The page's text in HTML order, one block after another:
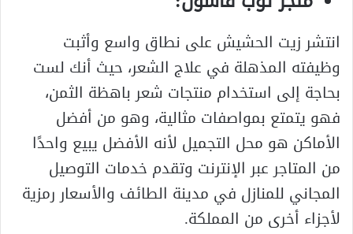
انتشر زيت الحشيش على نطاق واسع وأثبت
وظيفته المذهلة في علاج الشعر، حيث أنك لست
بحاجة إلى استخدام منتجات شعر باهظة الثمن،
فهو يتمتع بمواصفات مثالية، وهو من أفضل
الأماكن هو محل التجميل لأنه الأفضل يبيع واحدًا
من المتاجر عبر الإنترنت وتقدم خدمات التوصيل
المجاني للمنازل في مدينة الطائف والأسعار رمزية
لأجزاء أخرى من المملكة.